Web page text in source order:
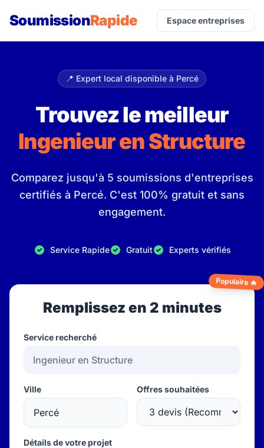
SoumissionRapide Espace entreprises
📍 Expert local disponible à Percé
Trouvez le meilleur
Ingenieur en Structure
Comparez jusqu'à 5 soumissions d'entreprises
certifiés à Percé. C'est 100% gratuit et sans
engagement.
Service Rapide Gratuit Experts vérifiés
Populaire 🔥
Remplissez en 2 minutes
Service recherché
Ville Offres souhaitées
Détails de votre projet